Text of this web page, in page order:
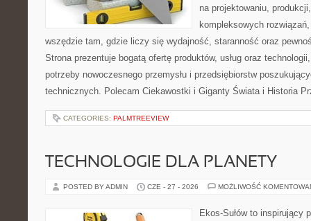
na projektowaniu,
kompleksowych
wszędzie tam, gdzie liczy się wydajność, staranność oraz
Strona prezentuje bogatą ofertę produktów, usług oraz
potrzeby nowoczesnego przemysłu i przedsiębiorstw
technicznych. Polecam Ciekawostki i Giganty Świata i Historia
CATEGORIES: PALMTREEVIEW
TECHNOLOGIE DLA PLANETY
POSTED BY ADMIN CZE - 27 - 2026 MOŻLIWOŚĆ
Ekos-Sułów to inspirujący